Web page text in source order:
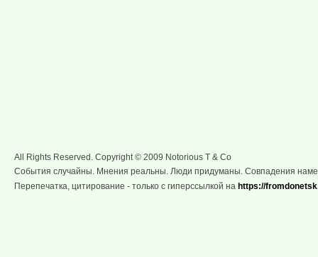
All Rights Reserved. Copyright © 2009 Notorious T & Co
События случайны. Мнения реальны. Люди придуманы. Совпадения
Перепечатка, цитирование - только с гиперссылкой на https://